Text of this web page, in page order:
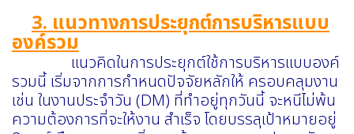
3. แนวทางการประยุกต์การบริหารแบบ
องค์รวม
แนวคิดในการประยุกต์ใช้การบริหารแบบองค์
รวมนี้ เริ่มจากการกำหนดปัจจัยหลักให้ ครอบคลุมงาน
เช่น ในงานประจำวัน (DM) ที่ทำอยู่ทุกวันนี้ จะหนีไม่พ้น
ความต้องการที่จะให้งาน สำเร็จ โดยบรรลุเป้าหมายอยู่